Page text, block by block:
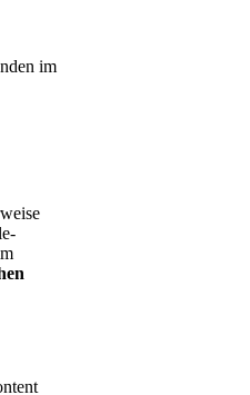
im